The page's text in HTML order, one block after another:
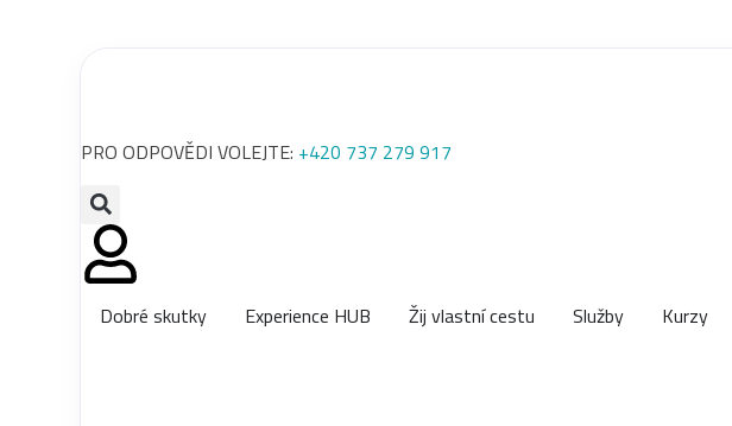
PRO ODPOVĚDI VOLEJTE: +420 737 279 917
Dobré skutky Experience HUB Žij vlastní cestu Služby Kurzy